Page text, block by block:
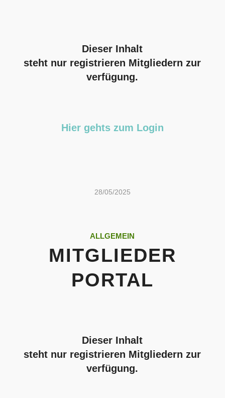
Dieser Inhalt
steht nur registrieren Mitgliedern zur
verfügung.
Hier gehts zum Login
28/05/2025
ALLGEMEIN
MITGLIEDER
PORTAL
Dieser Inhalt
steht nur registrieren Mitgliedern zur
verfügung.